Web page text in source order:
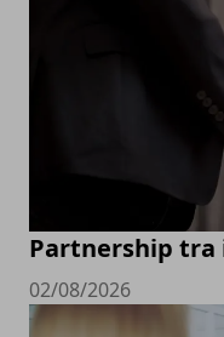
Partnership
02/08/2026